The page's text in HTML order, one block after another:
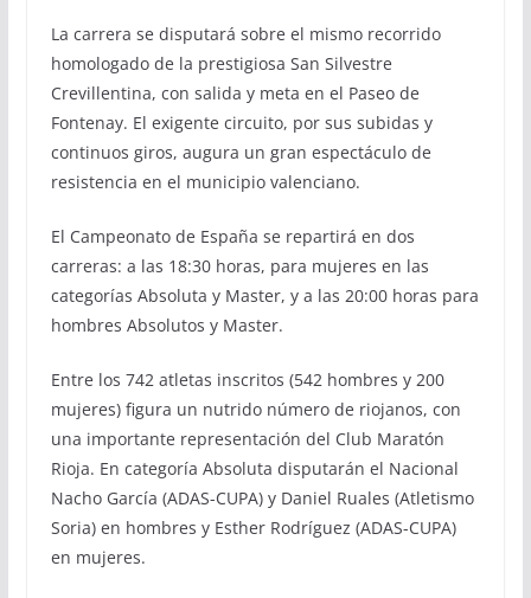
La carrera se disputará sobre el mismo recorrido
homologado de la prestigiosa San Silvestre
Crevillentina, con salida y meta en el Paseo de
Fontenay. El exigente circuito, por sus subidas y
continuos giros, augura un gran espectáculo de
resistencia en el municipio valenciano.
El Campeonato de España se repartirá en dos
carreras: a las 18:30 horas, para mujeres en las
categorías Absoluta y Master, y a las 20:00 horas para
hombres Absolutos y Master.
Entre los 742 atletas inscritos (542 hombres y 200
mujeres) figura un nutrido número de riojanos, con
una importante representación del Club Maratón
Rioja. En categoría Absoluta disputarán el Nacional
Nacho García (ADAS-CUPA) y Daniel Ruales (Atletismo
Soria) en hombres y Esther Rodríguez (ADAS-CUPA)
en mujeres.